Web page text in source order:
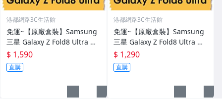
港都網路3C生活館
免運~【原廠盒裝】Samsung
三星 Galaxy Z Fold8 Ultra 原
廠透明磁吸保護殼 保護套 背蓋
$ 1,590
直購
港都網路3C生活館
免運~【原廠盒裝】Samsung
三星 Galaxy Z Fold8 Ultra 原
廠透明保護殼 保護套 背蓋
$ 1,290
直購